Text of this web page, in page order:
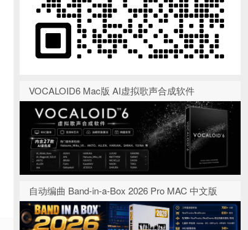
VOCALOID6 Mac版 AI虚拟歌声合成软件
自动编曲 Band-in-a-Box 2026 Pro MAC 中文版